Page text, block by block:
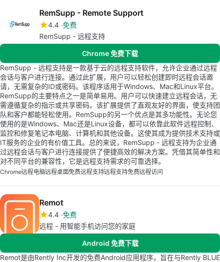
RemSupp - Remote Support
4.4 免费
RemSupp - 远程支持
Chrome 免费下载
RemSupp - 远程支持是一款基于云的远程支持软件，允许企业通过远程
会话与客户进行连接。通过此扩展，用户可以轻松创建即时远程会话邀
请，无需复杂的ID或密码。该程序适用于Windows、Mac和Linux平台。
RemSupp的主要特点之一是简单易用。用户可以快速建立远程会话，无
需遵循复杂的指示或共享密码。该扩展提供了直观友好的界面，使支持团
队和客户都能轻松使用。RemSupp的另一个优点是其多功能性。无论您
使用的是Windows、Mac还是Linux设备，都可以依靠此软件远程控制、
监控和修复笔记本电脑、计算机和其他设备。这使其成为提供技术支持或
IT服务的企业的有价值工具。总的来说，RemSupp - 远程支持为企业通
过远程会话与客户进行连接提供了便捷高效的解决方案。凭借其简单性和
对不同平台的兼容性，它是远程支持需求的可靠选择。
Chrome远程电脑远程桌面免费远程支持远程支持免费远程访问
Remot
4.4 免费
远程 - 用智能手机访问您的家庭
Android 免费下载
Remot是由Rently Inc开发的免费Android应用程序，旨在与Rently BLUE